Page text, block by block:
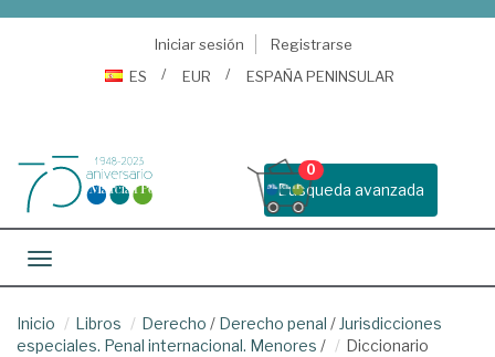
Iniciar sesión
Registrarse
ES
EUR ESPAÑA PENINSULAR
Busqueda avanzada
0
Toggle navigation
Inicio Libros Derecho / Derecho penal / Jurisdicciones
especiales. Penal internacional. Menores /
Diccionario